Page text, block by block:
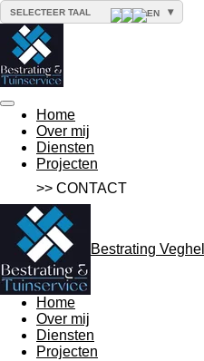
SELECTEER TAAL ▾
Ga
direct
naar
de
hoofdinhoud
Home
Over mij
Diensten
Projecten
>> CONTACT
Bestrating Veghel
Home
Over mij
Diensten
Projecten